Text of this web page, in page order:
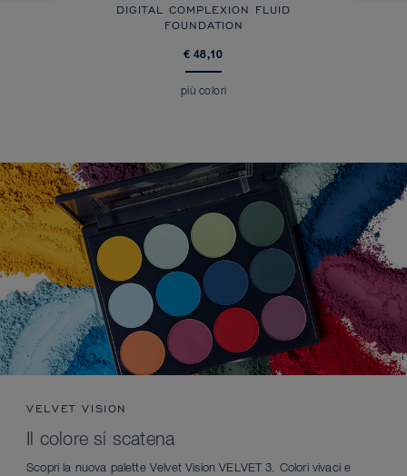
DIGITAL COMPLEXION FLUID
FOUNDATION
€ 48,10
più colori
VELVET VISION
Il colore si scatena
Scopri la nuova palette Velvet Vision VELVET 3. Colori vivaci e